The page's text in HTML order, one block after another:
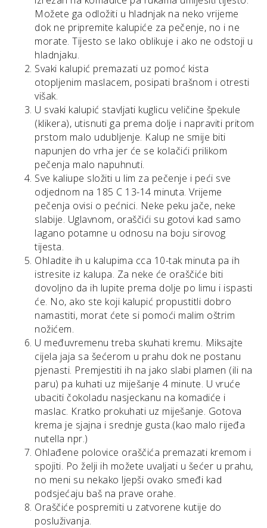
Možete ga odložiti u hladnjak na neko vrijeme
dok ne pripremite kalupiće za pečenje, no i ne
morate. Tijesto se lako oblikuje i ako ne odstoji u
hladnjaku.
Svaki kalupić premazati uz pomoć kista
otopljenim maslacem, posipati brašnom i otresti
višak.
U svaki kalupić stavljati kuglicu veličine špekule
(klikera), utisnuti ga prema dolje i napraviti pritom
prstom malo udubljenje. Kalup ne smije biti
napunjen do vrha jer će se kolačići prilikom
pečenja malo napuhnuti.
Sve kaliupe složiti u lim za pečenje i peći sve
odjednom na 185 C 13-14 minuta. Vrijeme
pečenja ovisi o pećnici. Neke peku jače, neke
slabije. Uglavnom, oraščići su gotovi kad samo
lagano potamne u odnosu na boju sirovog
tijesta.
Ohladite ih u kalupima cca 10-tak minuta pa ih
istresite iz kalupa. Za neke će oraščiće biti
dovoljno da ih lupite prema dolje po limu i ispasti
će. No, ako ste koji kalupić propustitli dobro
namastiti, morat ćete si pomoći malim oštrim
nožićem.
U međuvremenu treba skuhati kremu. Miksajte
cijela jaja sa šećerom u prahu dok ne postanu
pjenasti. Premjestiti ih na jako slabi plamen (ili na
paru) pa kuhati uz miješanje 4 minute. U vruće
ubaciti čokoladu nasjeckanu na komadiće i
maslac. Kratko prokuhati uz miješanje. Gotova
krema je sjajna i srednje gusta.(kao malo rijeđa
nutella npr.)
Ohlađene polovice oraščića premazati kremom i
spojiti. Po želji ih možete uvaljati u šećer u prahu,
no meni su nekako ljepši ovako smeđi kad
podsjećaju baš na prave orahe.
Oraščiće pospremiti u zatvorene kutije do
posluživanja.